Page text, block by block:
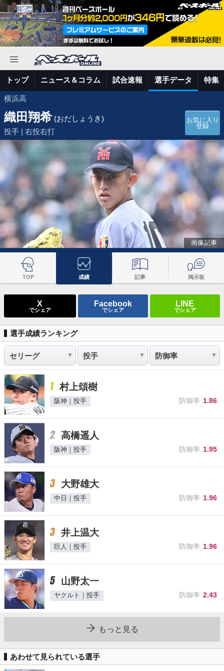
トップ ニュース＆コラム 試合速報 選手データ 特集
横浜高
織田翔希 (おだしょうき)
投手 | 右投右打
お気に入り
登録
画像記事
TOP 成績 記事 掲示板
X
でシェア
Facebook
でシェア
LINE
でシェア
選手成績ランキング
1 村上頌樹
阪神｜投手 防御率 1.86
2 高橋遥人
阪神｜投手 防御率 1.95
3 大野雄大
中日｜投手 防御率 1.96
3 井上温大
巨人｜投手 防御率 1.96
5 山野太一
ヤクルト｜投手 防御率 2.43
もっと見る
あわせて見られている選手